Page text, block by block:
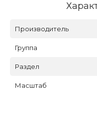
Производитель
Группа
Раздел
Масштаб